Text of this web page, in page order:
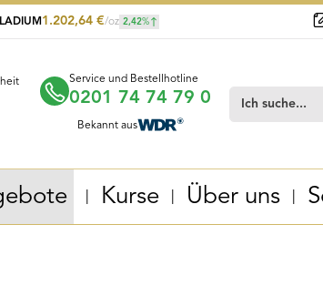
1.202,64 €/oz 2,42%
Service und Bestellhotline
0201 74 74 79 0
Bekannt aus
Kurse Über uns